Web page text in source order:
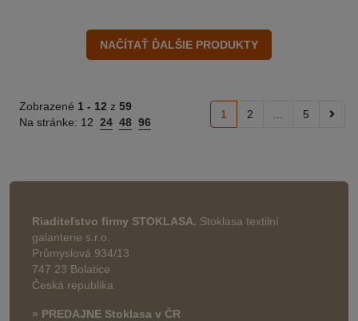
Zobrazené 1 - 12 z 59
Na stránke: 12 24 48 96
1 2 5
Riaditeľstvo firmy STOKLASA. Stoklasa textilní
galanterie s.r.o.
Průmyslová 934/13
747 23 Bolatice
Česká republika
» PREDAJNE Stoklasa v ČR